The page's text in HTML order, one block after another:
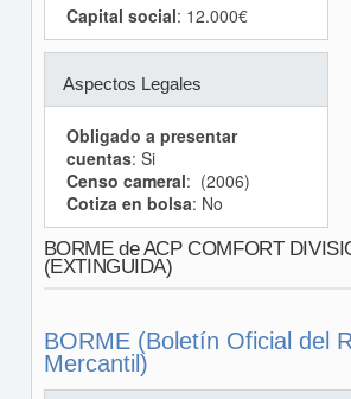
Capital social: 12.000€
Aspectos Legales
Obligado a presentar
cuentas: Si
Censo cameral: (2006)
Cotiza en bolsa: No
BORME de ACP COMFORT
(EXTINGUIDA)
BORME (Boletín Oficial del
Mercantil)